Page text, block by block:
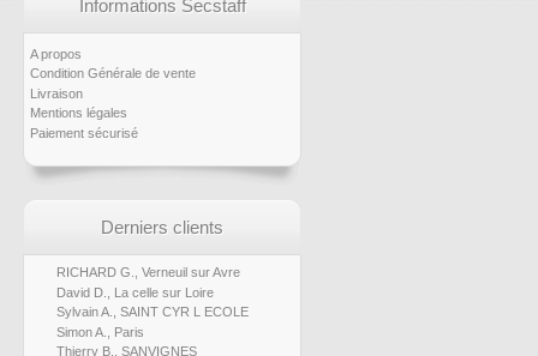
Informations Secstaff
A propos
Condition Générale de vente
Livraison
Mentions légales
Paiement sécurisé
Derniers clients
RICHARD G., Verneuil sur Avre
David D., La celle sur Loire
Sylvain A., SAINT CYR L ECOLE
Simon A., Paris
Thierry B., SANVIGNES